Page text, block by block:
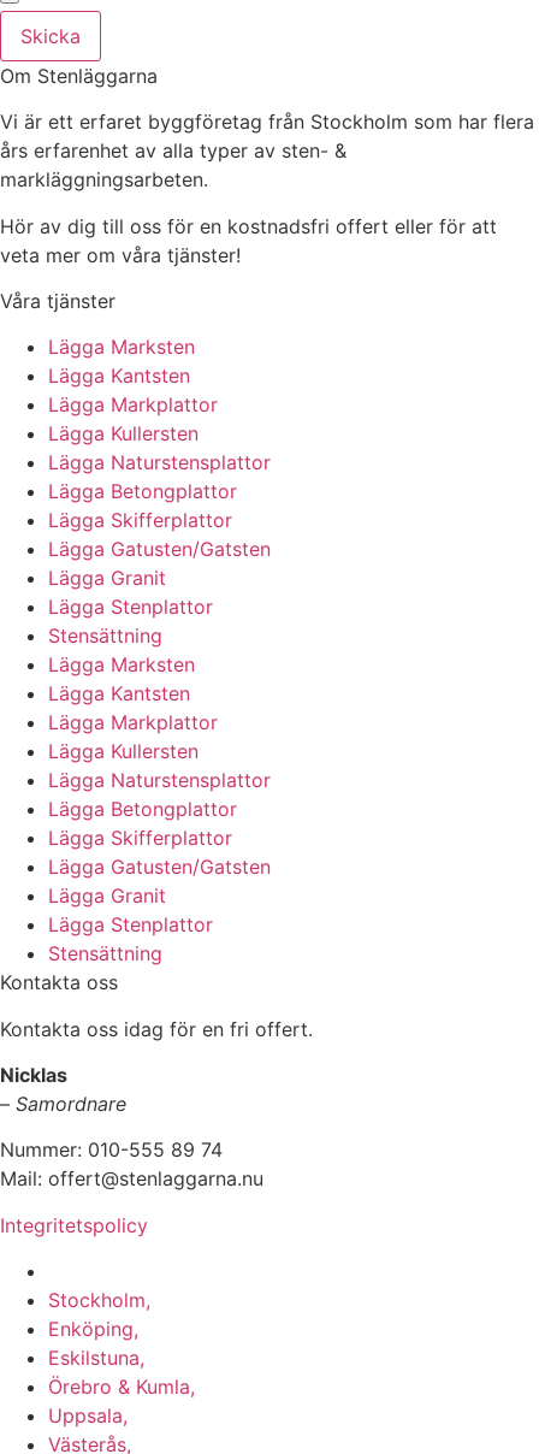
Skicka
Om Stenläggarna
Vi är ett erfaret byggföretag från Stockholm som har flera
års erfarenhet av alla typer av sten- &
markläggningsarbeten.
Hör av dig till oss för en kostnadsfri offert eller för att
veta mer om våra tjänster!
Våra tjänster
Lägga Marksten
Lägga Kantsten
Lägga Markplattor
Lägga Kullersten
Lägga Naturstensplattor
Lägga Betongplattor
Lägga Skifferplattor
Lägga Gatusten/Gatsten
Lägga Granit
Lägga Stenplattor
Stensättning
Lägga Marksten
Lägga Kantsten
Lägga Markplattor
Lägga Kullersten
Lägga Naturstensplattor
Lägga Betongplattor
Lägga Skifferplattor
Lägga Gatusten/Gatsten
Lägga Granit
Lägga Stenplattor
Stensättning
Kontakta oss
Kontakta oss idag för en fri offert.
Nicklas
– Samordnare
Nummer: 010-555 89 74
Mail: offert@stenlaggarna.nu
Integritetspolicy
Stockholm,
Enköping,
Eskilstuna,
Örebro & Kumla,
Uppsala,
Västerås,